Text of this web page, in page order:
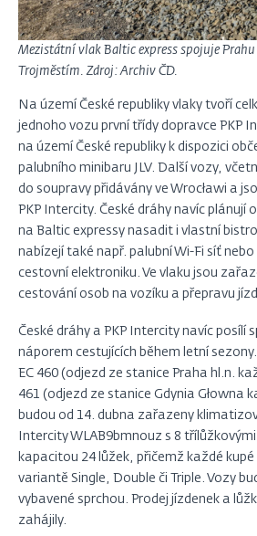
Mezistátní vlak Baltic express spojuje
Trojměstím. Zdroj: Archiv ČD.
Na území České republiky vlaky tvoří
jednoho vozu první třídy dopravce PKP
na území České republiky k dispozici
palubního minibaru JLV. Další vozy,
do soupravy přidávány ve Wrocławi a
PKP Intercity. České dráhy navíc plánují
na Baltic expressy nasadit i vlastní
nabízejí také např. palubní Wi-Fi síť
cestovní elektroniku. Ve vlaku jsou
cestování osob na vozíku a přepravu
České dráhy a PKP Intercity navíc posílí
náporem cestujících během letní
EC 460 (odjezd ze stanice Praha hl.n.
461 (odjezd ze stanice Gdynia Głowna
budou od 14. dubna zařazeny
Intercity WLAB9bmnouz s 8
kapacitou 24 lůžek, přičemž každé kupé
variantě Single, Double či Triple. Vozy
vybavené sprchou. Prodej jízdenek a
zahájily.